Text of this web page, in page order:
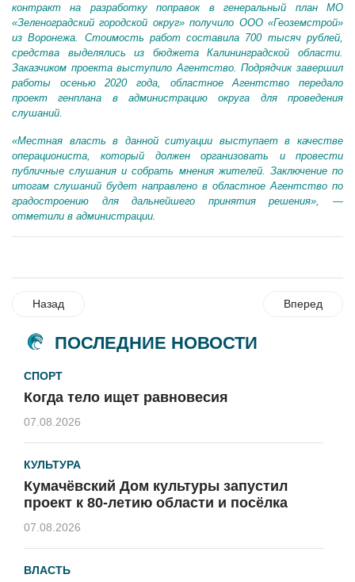
контракт на разработку поправок в генеральный план МО
«Зеленоградский городской округ» получило ООО «Геоземстрой»
из Воронежа. Стоимость работ составила 700 тысяч рублей,
средства выделялись из бюджета Калининградской области.
Заказчиком проекта выступило Агентство. Подрядчик завершил
работы осенью 2020 года, областное Агентство передало
проект генплана в администрацию округа для проведения
слушаний.
«Местная власть в данной ситуации выступает в качестве
операциониста, который должен организовать и провести
публичные слушания и собрать мнения жителей. Заключение по
итогам слушаний будет направлено в областное Агентство по
градостроению для дальнейшего принятия решения», —
отметили в администрации.
Назад Вперед
ПОСЛЕДНИЕ НОВОСТИ
СПОРТ
Когда тело ищет равновесия
07.08.2026
КУЛЬТУРА
Кумачёвский Дом культуры запустил
проект к 80-летию области и посёлка
07.08.2026
ВЛАСТЬ